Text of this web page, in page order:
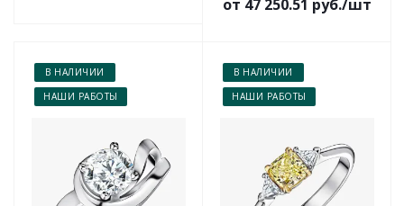
от 47 250.51 руб./шт
В НАЛИЧИИ
НАШИ РАБОТЫ
В НАЛИЧИИ
НАШИ РАБОТЫ